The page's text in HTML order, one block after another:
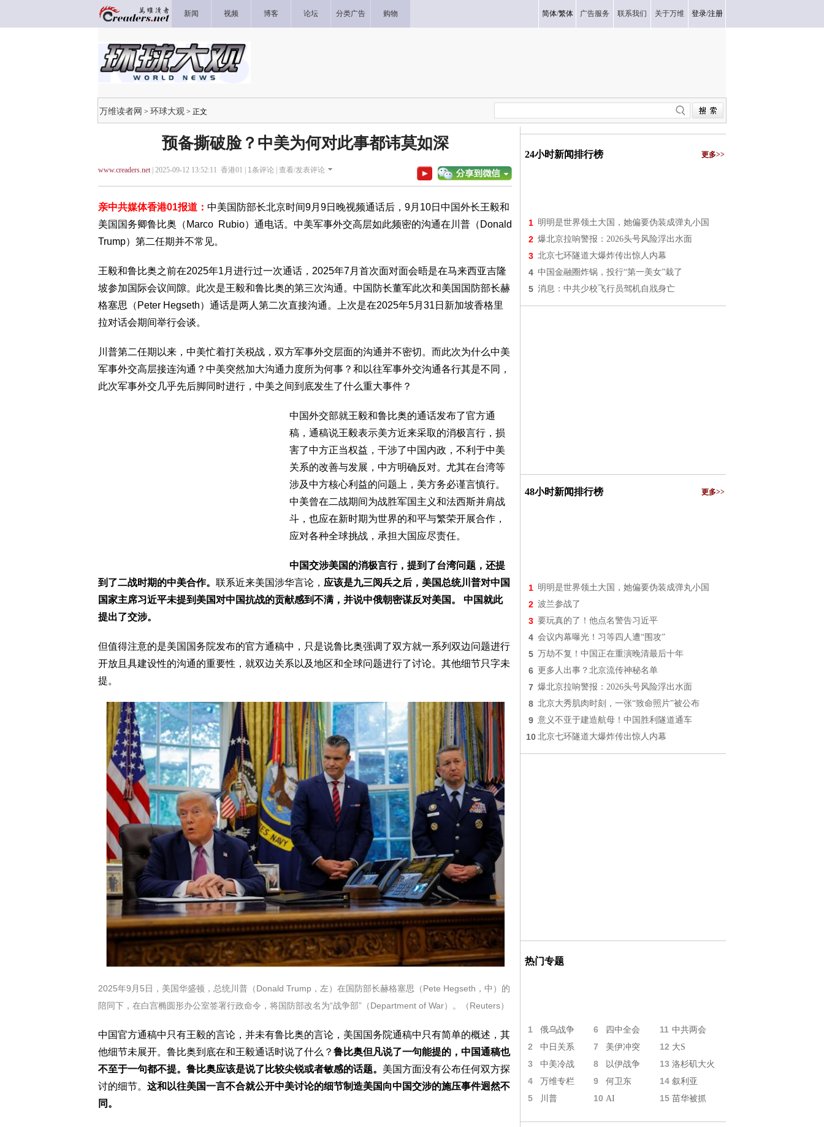
新闻 视频 博客 论坛 分类广告 购物 简体/繁体 广告服务 联系我们 关于万维 登录/注册
万维读者网 > 环球大观 > 正文
预备撕破脸？中美为何对此事都讳莫如深
www.creaders.net| 2025-09-12 13:52:11 香港01 | 1条评论 | 查看/发表评论
亲中共媒体香港01报道： 中美国防部长北京时间9月9日晚视频通话后，9月10日中国外长王毅和
美国国务卿鲁比奥（Marco Rubio）通电话。中美军事外交高层如此频密的沟通在川普（Donald
Trump）第二任期并不常见。
王毅和鲁比奥之前在2025年1月进行过一次通话，2025年7月首次面对面会晤是在马来西亚吉隆
坡参加国际会议间隙。此次是王毅和鲁比奥的第三次沟通。中国防长董军此次和美国国防部长赫
格塞思（Peter Hegseth）通话是两人第二次直接沟通。上次是在2025年5月31日新加坡香格里
拉对话会期间举行会谈。
川普第二任期以来，中美忙着打关税战，双方军事外交层面的沟通并不密切。而此次为什么中美
军事外交高层接连沟通？中美突然加大沟通力度所为何事？和以往军事外交沟通各行其是不同，
此次军事外交几乎先后脚同时进行，中美之间到底发生了什么重大事件？
中国外交部就王毅和鲁比奥的通话发布了官方通
稿，通稿说王毅表示美方近来采取的消极言行，损
害了中方正当权益，干涉了中国内政，不利于中美
关系的改善与发展，中方明确反对。尤其在台湾等
涉及中方核心利益的问题上，美方务必谨言慎行。
中美曾在二战期间为战胜军国主义和法西斯并肩战
斗，也应在新时期为世界的和平与繁荣开展合作，
应对各种全球挑战，承担大国应尽责任。
中国交涉美国的消极言行，提到了台湾问题，还提
到了二战时期的中美合作。 联系近来美国涉华言论， 应该是九三阅兵之后，美国总统川普对中国
国家主席习近平未提到美国对中国抗战的贡献感到不满，并说中俄朝密谋反对美国。 中国就此
提出了交涉。
但值得注意的是美国国务院发布的官方通稿中，只是说鲁比奥强调了双方就一系列双边问题进行
开放且具建设性的沟通的重要性，就双边关系以及地区和全球问题进行了讨论。其他细节只字未
提。
2025年9月5日，美国华盛顿，总统川普（Donald Trump，左）在国防部长赫格塞思（Pete Hegseth，中）的
陪同下，在白宫椭圆形办公室签署行政命令，将国防部改名为“战争部”（Department of War）。（Reuters）
中国官方通稿中只有王毅的言论，并未有鲁比奥的言论，美国国务院通稿中只有简单的概述，其
他细节未展开。鲁比奥到底在和王毅通话时说了什么？ 鲁比奥但凡说了一句能提的，中国通稿也
不至于一句都不提。鲁比奥应该是说了比较尖锐或者敏感的话题。 美国方面没有公布任何双方探
讨的细节。 这和以往美国一言不合就公开中美讨论的细节制造美国向中国交涉的施压事件迥然不
同。
24小时新闻排行榜 更多>>
1 明明是世界领土大国，她偏要伪装成弹丸小国
2 爆北京拉响警报：2026头号风险浮出水面
3 北京七环隧道大爆炸传出惊人内幕
4 中国金融圈炸锅，投行“第一美女”栽了
5 消息：中共少校飞行员驾机自戕身亡
48小时新闻排行榜 更多>>
1 明明是世界领土大国，她偏要伪装成弹丸小国
2 波兰参战了
3 要玩真的了！他点名警告习近平
4 会议内幕曝光！习等四人遭“围攻”
5 万劫不复！中国正在重演晚清最后十年
6 更多人出事？北京流传神秘名单
7 爆北京拉响警报：2026头号风险浮出水面
8 北京大秀肌肉时刻，一张“致命照片”被公布
9 意义不亚于建造航母！中国胜利隧道通车
10 北京七环隧道大爆炸传出惊人内幕
热门专题
1 俄乌战争 6 四中全会 11 中共两会
2 中日关系 7 美伊冲突 12 大S
3 中美冷战 8 以伊战争 13 洛杉矶大火
4 万维专栏 9 何卫东 14 叙利亚
5 川普 10 AI 15 苗华被抓